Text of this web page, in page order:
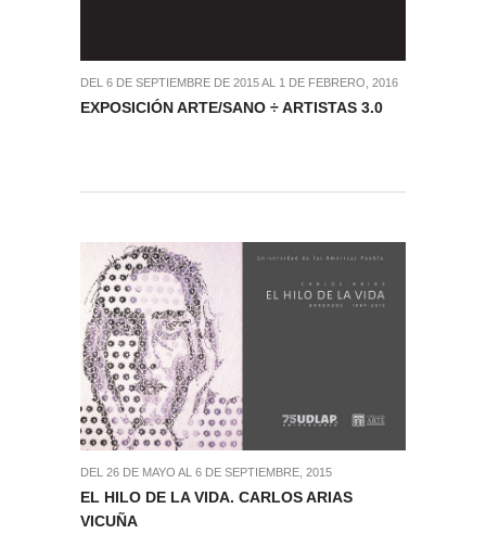
DEL 6 DE SEPTIEMBRE DE 2015 AL 1 DE FEBRERO, 2016
EXPOSICIÓN ARTE/SANO ÷ ARTISTAS 3.0
DEL 26 DE MAYO AL 6 DE SEPTIEMBRE, 2015
EL HILO DE LA VIDA. CARLOS ARIAS
VICUÑA